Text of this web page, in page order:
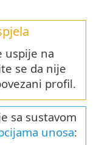
uspije na
se da nije
profil.
sa sustavom
unosa: